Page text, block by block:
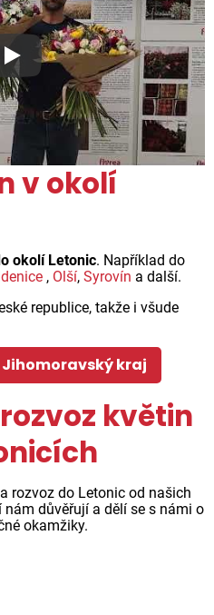
Proč jsou květiny z Florea
v okolí
okolí Letonic. Například do
, Olší, Syrovín a další.
republice, takže i všude
kraj
květin
rozvoz do Letonic od našich
důvěřují a dělí se s námi o
okamžiky.